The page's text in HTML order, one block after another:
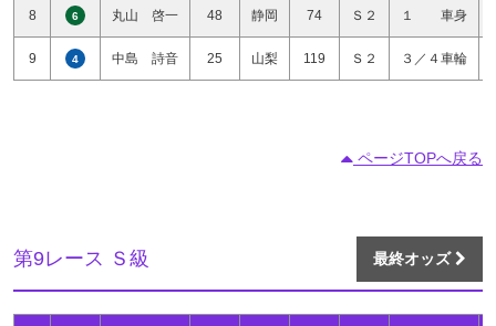
8 6 丸山 啓一 48 静岡 74 Ｓ２ １ 車身
9 4 中島 詩音 25 山梨 119 Ｓ２ ３／４車輪
ページTOPへ戻る
第9レース Ｓ級 最終オッズ